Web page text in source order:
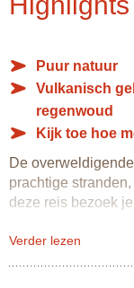
Puur natuur
Vulkanisch
regenwoud
Kijk toe hoe
De
prachtige
deze reis bezoek
stad. De markt
Verder lezen